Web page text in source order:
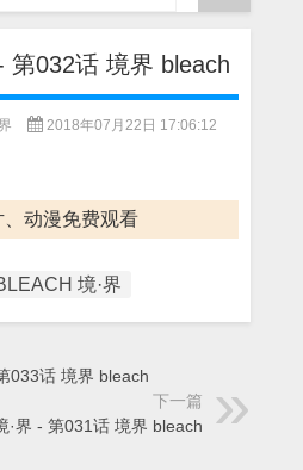
第032话 境界 bleach
2018年07月22日 17:06:12
动漫免费观看
境·界
033话 境界 bleach
下一篇
·界 - 第031话 境界 bleach